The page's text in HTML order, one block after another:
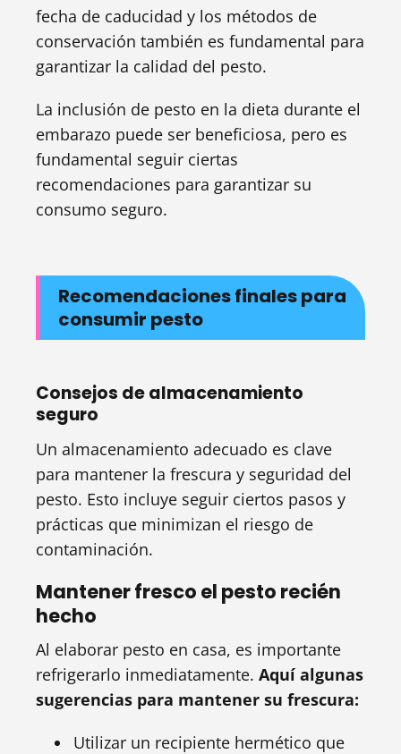
fecha de caducidad y los métodos de
conservación también es fundamental para
garantizar la calidad del pesto.
La inclusión de pesto en la dieta durante el
embarazo puede ser beneficiosa, pero es
fundamental seguir ciertas
recomendaciones para garantizar su
consumo seguro.
Recomendaciones finales para
consumir pesto
Consejos de almacenamiento
seguro
Un almacenamiento adecuado es clave
para mantener la frescura y seguridad del
pesto. Esto incluye seguir ciertos pasos y
prácticas que minimizan el riesgo de
contaminación.
Mantener fresco el pesto recién
hecho
Al elaborar pesto en casa, es importante
refrigerarlo inmediatamente. Aquí algunas
sugerencias para mantener su frescura:
Utilizar un recipiente hermético que